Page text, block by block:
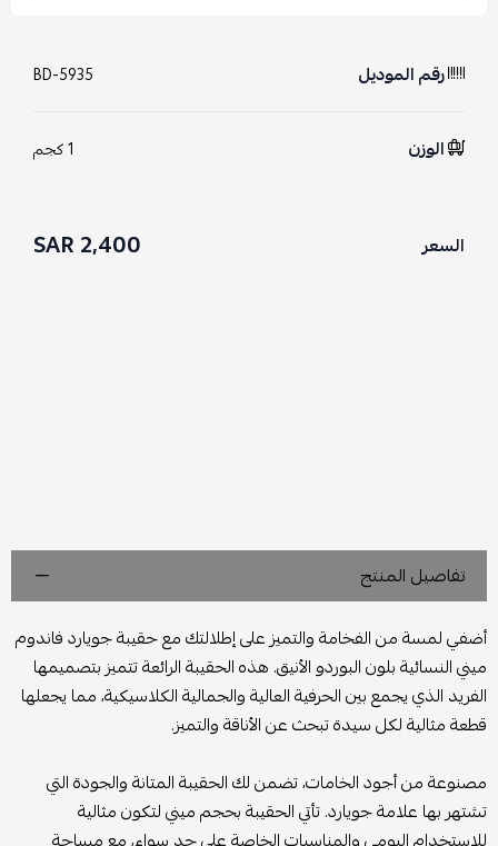
رقم الموديل BD-5935
الوزن 1 كجم
السعر 2,400 SAR
تفاصيل المنتج
أضفي لمسة من الفخامة والتميز على إطلالتك مع حقيبة جويارد فاندوم
ميني النسائية بلون البوردو الأنيق. هذه الحقيبة الرائعة تتميز بتصميمها
الفريد الذي يجمع بين الحرفية العالية والجمالية الكلاسيكية، مما يجعلها
قطعة مثالية لكل سيدة تبحث عن الأناقة والتميز.
مصنوعة من أجود الخامات، تضمن لك الحقيبة المتانة والجودة التي
تشتهر بها علامة جويارد. تأتي الحقيبة بحجم ميني لتكون مثالية